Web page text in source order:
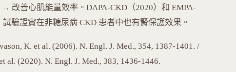
改善心肌能量效率。DAPA-CKD（2020）和 EMPA-
驗證實在非糖尿病 CKD 患者中也有腎保護效果。
K. et al. (2006). N. Engl. J. Med., 354, 1387-1401. /
al. (2020). N. Engl. J. Med., 383, 1436-1446.